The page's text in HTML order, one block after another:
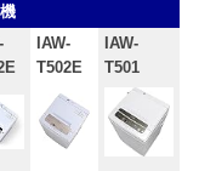
IAW-
T502E
IAW-
T501